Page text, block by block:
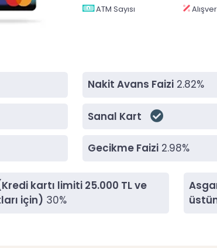
ATM Sayısı
Nakit Avans Faizi 2.82%
Sanal Kart
Gecikme Faizi 2.98%
kartı limiti 25.000 TL ve
için) 30%